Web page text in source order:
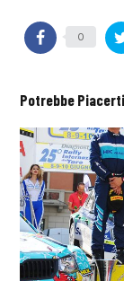
0
Potrebbe